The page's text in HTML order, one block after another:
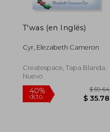
dcto.
T'was (en Inglés)
Cyr, Elezabeth Cameron
Createspace, Tapa Blanda,
Nuevo